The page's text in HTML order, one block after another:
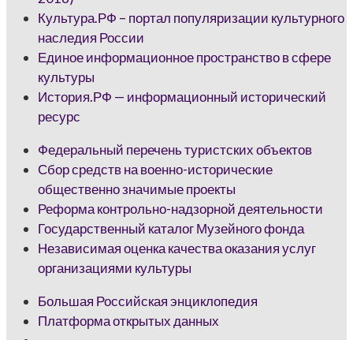
Культура.РФ – портал популяризации культурного
наследия России
Единое информационное пространство в сфере
культуры
История.РФ — информационный исторический
ресурс
Федеральный перечень туристских объектов
Сбор средств на военно-исторические
общественно значимые проекты
Реформа контрольно-надзорной деятельности
Государственный каталог Музейного фонда
Независимая оценка качества оказания услуг
организациями культуры
Большая Российская энциклопедия
Платформа открытых данных